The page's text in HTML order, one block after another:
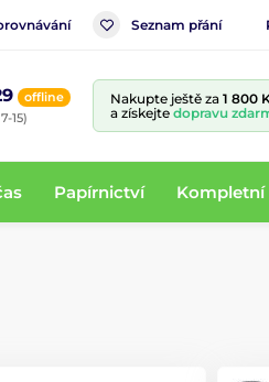
Seznam přání
offline
15)
Nakupte ještě za 1 800
a získejte dopravu
Papírnictví Kompletní